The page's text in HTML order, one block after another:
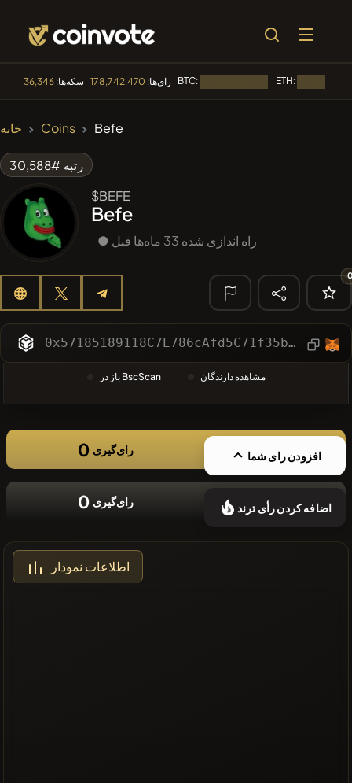
سکه‌ها:36,346 رای‌ها: 178,742,470 BTC: ETH:
#1325
Akecoin ACO
#61
🔎 جستجوی
اخیر
اخیر موجود
خانه Coins Befe
رتبه #30,588
$BEFE
Befe
● راه اندازی شده 33 ماه‌ها قبل
0x57185189118C7E786cAfd5C71f35b16012Fa95aD
باز در BscScan مشاهده دارندگان
0 رای‌گیری افزودن رای شما
0 رای‌گیری اضافه کردن رأی ترند
اطلاعات نمودار